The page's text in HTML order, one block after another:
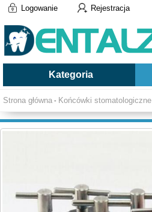
Logowanie Rejestracja
Kategoria
Strona główna - Końcówki stomatologiczne